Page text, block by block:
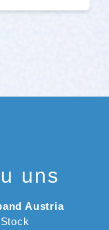
uns
Austria